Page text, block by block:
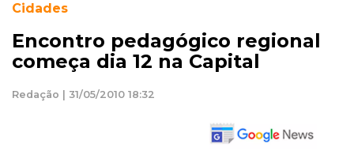
Cidades
Encontro pedagógico regional
começa dia 12 na Capital
Redação | 31/05/2010 18:32